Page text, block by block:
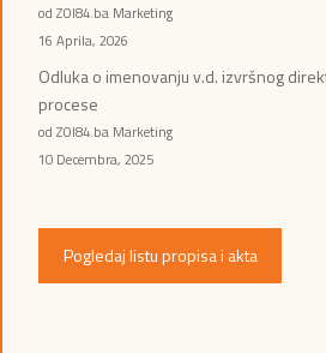
od ZOI84.ba Marketing
16 Aprila, 2026
Odluka o imenovanju v.d. izvršnog
procese
od ZOI84.ba Marketing
10 Decembra, 2025
Pogledaj listu propisa i akta